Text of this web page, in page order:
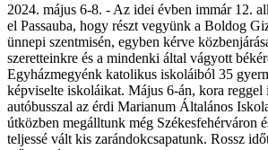
2024. május 6-8. - Az idei évben immár 12.
el Passauba, hogy részt vegyünk a Boldog
ünnepi szentmisén, egyben kérve
szeretteinkre és a mindenki által vágyott
Egyházmegyénk katolikus iskoláiból 35
képviselte iskoláikat. Május 6-án, kora
autóbusszal az érdi Marianum Általános
útközben megálltunk még Székesfehérváron
teljessé vált kis zarándokcsapatunk. Rossz